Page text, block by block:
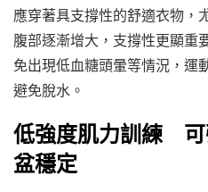
應穿著具支撐性的舒適衣物，
腹部逐漸增大，支撐性更顯重
免出現低血糖頭暈等情況，運
避免脫水。
低強度肌力訓練 可
盆穩定